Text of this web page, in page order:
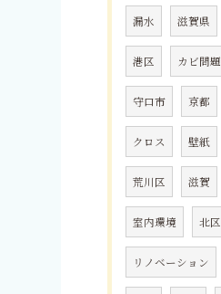
漏水 滋賀県
港区 カビ問題
守口市 京都
クロス 壁紙
荒川区 滋賀
室内環境 北区
リノベーション